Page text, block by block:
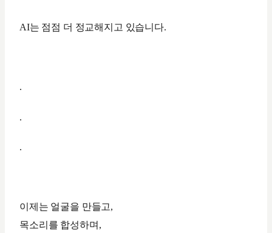
AI는 점점 더 정교해지고 있습니다.
.
.
.
이제는 얼굴을 만들고,
목소리를 합성하며,